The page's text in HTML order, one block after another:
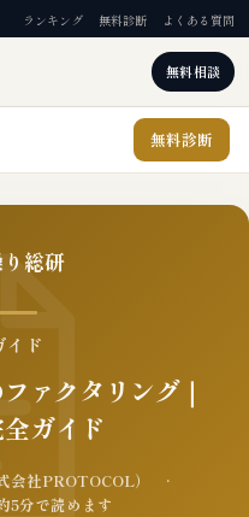
ランキング 無料診断 よくある質問
無料相談
無料診断
総研
イド
ァクタリング｜
ガイド
会社PROTOCOL） ·
分で読めます